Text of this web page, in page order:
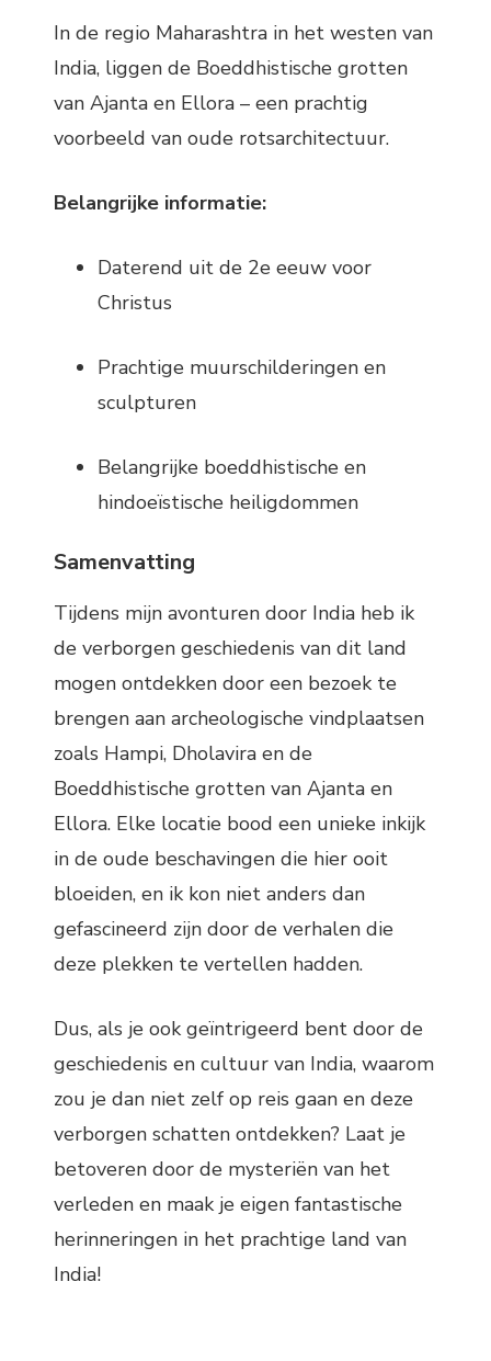
In de regio Maharashtra in het westen van
India, liggen de Boeddhistische grotten
van Ajanta en Ellora – een prachtig
voorbeeld van oude rotsarchitectuur.
Belangrijke informatie:
Daterend uit de 2e eeuw voor
Christus
Prachtige muurschilderingen en
sculpturen
Belangrijke boeddhistische en
hindoeïstische heiligdommen
Samenvatting
Tijdens mijn avonturen door India heb ik
de verborgen geschiedenis van dit land
mogen ontdekken door een bezoek te
brengen aan archeologische vindplaatsen
zoals Hampi, Dholavira en de
Boeddhistische grotten van Ajanta en
Ellora. Elke locatie bood een unieke inkijk
in de oude beschavingen die hier ooit
bloeiden, en ik kon niet anders dan
gefascineerd zijn door de verhalen die
deze plekken te vertellen hadden.
Dus, als je ook geïntrigeerd bent door de
geschiedenis en cultuur van India, waarom
zou je dan niet zelf op reis gaan en deze
verborgen schatten ontdekken? Laat je
betoveren door de mysteriën van het
verleden en maak je eigen fantastische
herinneringen in het prachtige land van
India!